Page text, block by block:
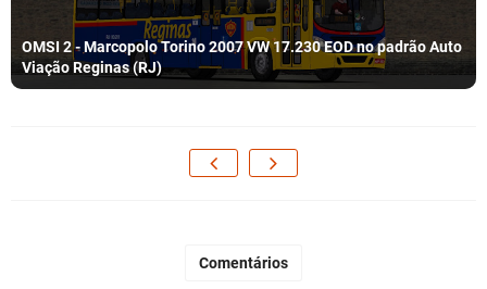
OMSI 2 - Marcopolo Torino 2007 VW 17.230 EOD no padrão Auto
Viação Reginas (RJ)
Comentários